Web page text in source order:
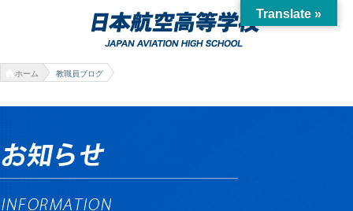
ホーム 教職員ブログ
Translate »